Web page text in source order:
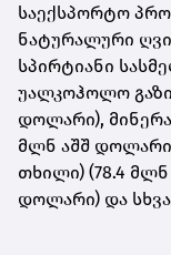
საექსპორტო
ნატურალური
სპირტიანი
უალკოჰოლო
დოლარი),
მლნ აშშ
თხილი) (78.4
დოლარი) და